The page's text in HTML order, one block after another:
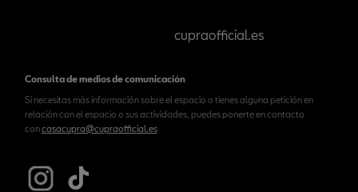
cupraofficial.es
Consulta de medios de comunicación
Si necesitas más información sobre el espacio o tienes alguna petición en
relación con el espacio o sus actividades, puedes ponerte en contacto
concasacupra@cupraofficial.es